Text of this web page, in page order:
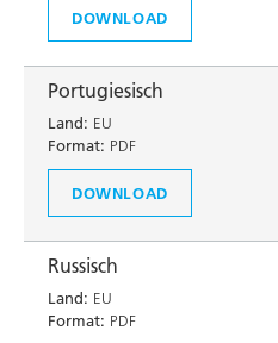
DOWNLOAD
Portugiesisch
Land: EU
Format: PDF
DOWNLOAD
Russisch
Land: EU
Format: PDF